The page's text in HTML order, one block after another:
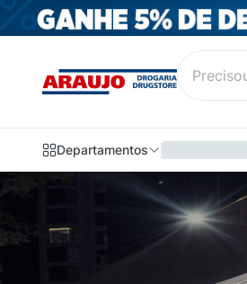
Departamentos